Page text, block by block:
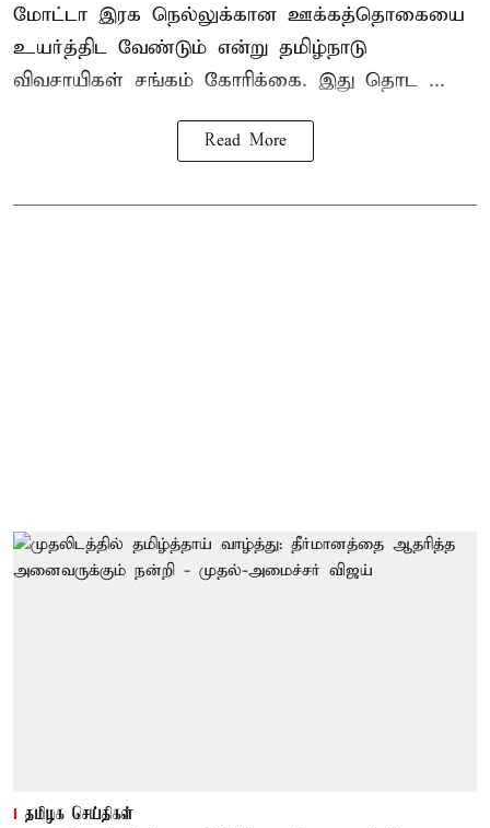
மோட்டா இரக நெல்லுக்கான ஊக்கத்தொகையை
உயர்த்திட வேண்டும் என்று தமிழ்நாடு
விவசாயிகள் சங்கம் கோரிக்கை. இது தொட ...
Read More
தமிழக செய்திகள்